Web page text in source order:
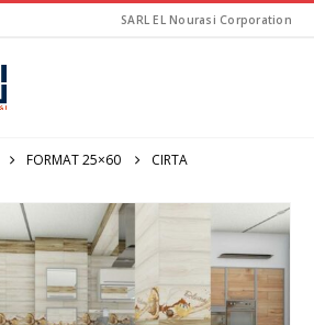
SARL EL Nourasi Corporation
FORMAT 25×60 CIRTA